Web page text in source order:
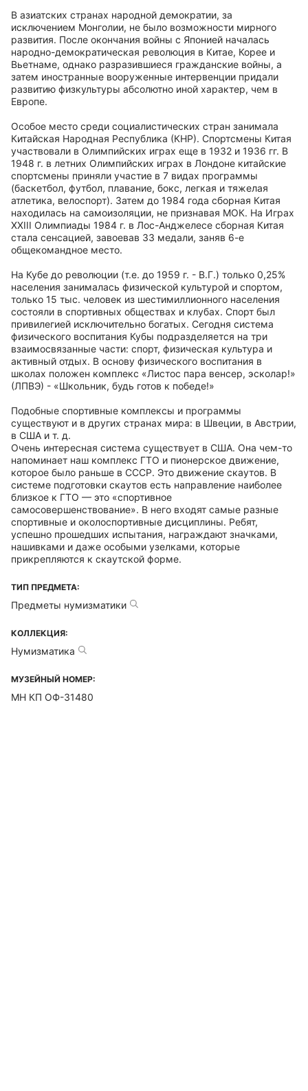
В азиатских странах народной демократии, за
исключением Монголии, не было возможности мирного
развития. После окончания войны с Японией началась
народно-демократическая революция в Китае, Корее и
Вьетнаме, однако разразившиеся гражданские войны, а
затем иностранные вооруженные интервенции придали
развитию физкультуры абсолютно иной характер, чем в
Европе.
Особое место среди социалистических стран занимала
Китайская Народная Республика (КНР). Спортсмены Китая
участвовали в Олимпийских играх еще в 1932 и 1936 гг. В
1948 г. в летних Олимпийских играх в Лондоне китайские
спортсмены приняли участие в 7 видах программы
(баскетбол, футбол, плавание, бокс, легкая и тяжелая
атлетика, велоспорт). Затем до 1984 года сборная Китая
находилась на самоизоляции, не признавая МОК. На Играх
XXIII Олимпиады 1984 г. в Лос-Анджелесе сборная Китая
стала сенсацией, завоевав 33 медали, заняв 6-е
общекомандное место.
На Кубе до революции (т.е. до 1959 г. - В.Г.) только 0,25%
населения занималась физической культурой и спортом,
только 15 тыс. человек из шестимиллионного населения
состояли в спортивных обществах и клубах. Спорт был
привилегией исключительно богатых. Сегодня система
физического воспитания Кубы подразделяется на три
взаимосвязанные части: спорт, физическая культура и
активный отдых. В основу физического воспитания в
школах положен комплекс «Листос пара венсер, эсколар!»
(ЛПВЭ) - «Школьник, будь готов к победе!»
Подобные спортивные комплексы и программы
существуют и в других странах мира: в Швеции, в Австрии,
в США и т. д.
Очень интересная система существует в США. Она чем-то
напоминает наш комплекс ГТО и пионерское движение,
которое было раньше в СССР. Это движение скаутов. В
системе подготовки скаутов есть направление наиболее
близкое к ГТО — это «спортивное
самосовершенствование». В него входят самые разные
спортивные и околоспортивные дисциплины. Ребят,
успешно прошедших испытания, награждают значками,
нашивками и даже особыми узелками, которые
прикрепляются к скаутской форме.
ТИП ПРЕДМЕТА:
Предметы нумизматики
КОЛЛЕКЦИЯ:
Нумизматика
МУЗЕЙНЫЙ НОМЕР:
МН КП ОФ-31480